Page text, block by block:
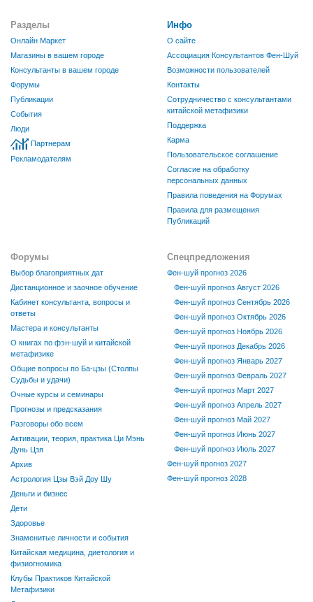
Разделы
Онлайн Маркет
Магазины в вашем городе
Консультанты в вашем городе
Форумы
Публикации
События
Люди
Партнерам
Рекламодателям
Инфо
О сайте
Ассоциация Консультантов Фен-Шуй
Возможности пользователей
Контакты
Сотрудничество с консультантами
китайской метафизики
Поддержка
Карма
Пользовательское соглашение
Согласие на обработку
персональных данных
Правила поведения на Форумах
Правила для размещения
Публикаций
Форумы
Выбор благоприятных дат
Дистанционное и заочное обучение
Кабинет консультанта, вопросы и
ответы
Мастера и консультанты
О книгах по фэн-шуй и китайской
метафизике
Общие вопросы по Ба-цзы (Столпы
Судьбы и удачи)
Очные курсы и семинары
Прогнозы и предсказания
Разговоры обо всем
Активации, теория, практика Ци Мэнь
Дунь Цзя
Архив
Астрология Цзы Вэй Доу Шу
Деньги и бизнес
Дети
Здоровье
Знаменитые личности и события
Китайская медицина, диетология и
физиогномика
Клубы Практиков Китайской
Метафизики
Спецпредложения
Фен-шуй прогноз 2026
Фен-шуй прогноз Август 2026
Фен-шуй прогноз Сентябрь 2026
Фен-шуй прогноз Октябрь 2026
Фен-шуй прогноз Ноябрь 2026
Фен-шуй прогноз Декабрь 2026
Фен-шуй прогноз Январь 2027
Фен-шуй прогноз Февраль 2027
Фен-шуй прогноз Март 2027
Фен-шуй прогноз Апрель 2027
Фен-шуй прогноз Май 2027
Фен-шуй прогноз Июнь 2027
Фен-шуй прогноз Июль 2027
Фен-шуй прогноз 2027
Фен-шуй прогноз 2028